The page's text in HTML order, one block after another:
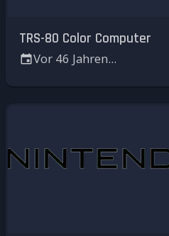
TRS-80 Color Computer
Vor 46 Jahren...